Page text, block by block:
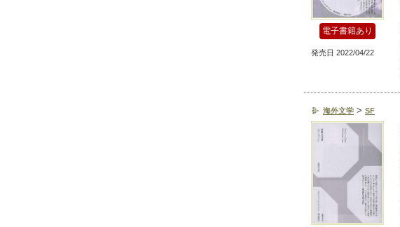
電子書籍あり
発売日 2022/04/22
海外文学 > SF